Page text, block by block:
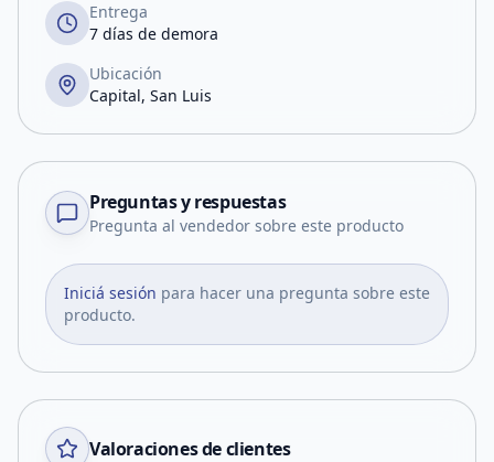
Entrega
7 días de demora
Ubicación
Capital, San Luis
Preguntas y respuestas
Pregunta al vendedor sobre este producto
Iniciá sesión para hacer una pregunta sobre este
producto.
Valoraciones de clientes